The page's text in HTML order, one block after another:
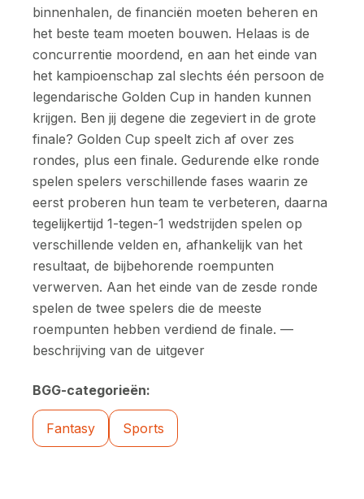
binnenhalen, de financiën moeten beheren en
het beste team moeten bouwen. Helaas is de
concurrentie moordend, en aan het einde van
het kampioenschap zal slechts één persoon de
legendarische Golden Cup in handen kunnen
krijgen. Ben jij degene die zegeviert in de grote
finale? Golden Cup speelt zich af over zes
rondes, plus een finale. Gedurende elke ronde
spelen spelers verschillende fases waarin ze
eerst proberen hun team te verbeteren, daarna
tegelijkertijd 1-tegen-1 wedstrijden spelen op
verschillende velden en, afhankelijk van het
resultaat, de bijbehorende roempunten
verwerven. Aan het einde van de zesde ronde
spelen de twee spelers die de meeste
roempunten hebben verdiend de finale. —
beschrijving van de uitgever
BGG-categorieën:
Fantasy Sports